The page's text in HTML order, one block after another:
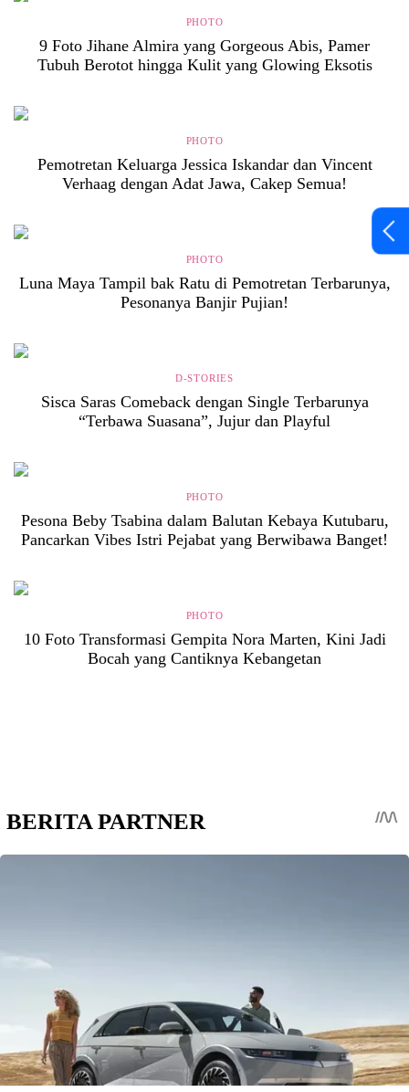
PHOTO
9 Foto Jihane Almira yang Gorgeous Abis, Pamer
Tubuh Berotot hingga Kulit yang Glowing Eksotis
PHOTO
Pemotretan Keluarga Jessica Iskandar dan Vincent
Verhaag dengan Adat Jawa, Cakep Semua!
PHOTO
Luna Maya Tampil bak Ratu di Pemotretan Terbarunya,
Pesonanya Banjir Pujian!
D-STORIES
Sisca Saras Comeback dengan Single Terbarunya
“Terbawa Suasana”, Jujur dan Playful
PHOTO
Pesona Beby Tsabina dalam Balutan Kebaya Kutubaru,
Pancarkan Vibes Istri Pejabat yang Berwibawa Banget!
PHOTO
10 Foto Transformasi Gempita Nora Marten, Kini Jadi
Bocah yang Cantiknya Kebangetan